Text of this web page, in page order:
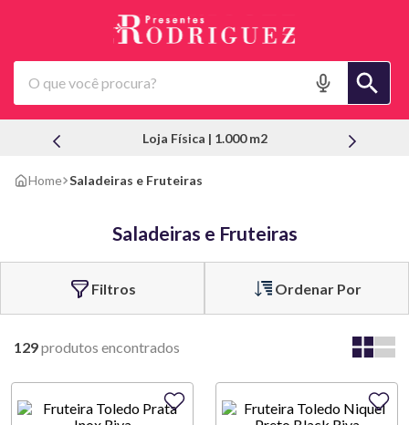
O que você procura?
Loja Física | 1.000 m2
Saladeiras e Fruteiras
Saladeiras e Fruteiras
Ordenar Por
129produtos